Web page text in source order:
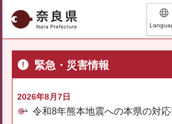
奈良県
緊急・災害情報
2026年8月7日
令和8年熊本地震への本県の対